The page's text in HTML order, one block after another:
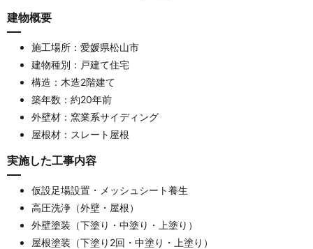
建物概要
施工場所：愛媛県松山市
建物種別：戸建て住宅
構造：木造2階建て
築年数：約20年前
外壁材：窯業系サイディング
屋根材：スレート屋根
実施した工事内容
仮設足場設置・メッシュシート養生
高圧洗浄（外壁・屋根）
外壁塗装（下塗り・中塗り・上塗り）
屋根塗装（下塗り2回・中塗り・上塗り）